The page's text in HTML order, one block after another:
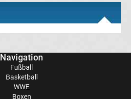
Navigation
Fußball
Basketball
WWE
Boxen